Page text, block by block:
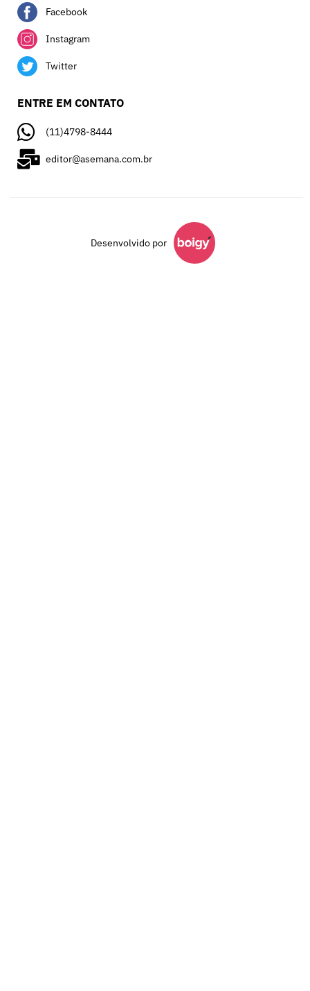
Facebook
Instagram
Twitter
ENTRE EM CONTATO
(11)4798-8444
editor@asemana.com.br
Desenvolvido por